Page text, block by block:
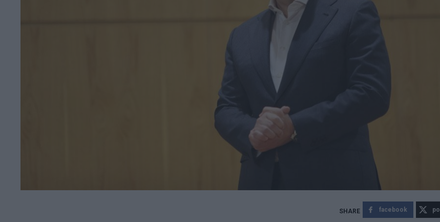
facebook